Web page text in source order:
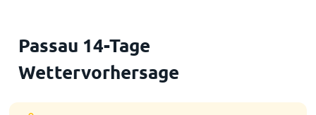
Passau 14-Tage
Wettervorhersage